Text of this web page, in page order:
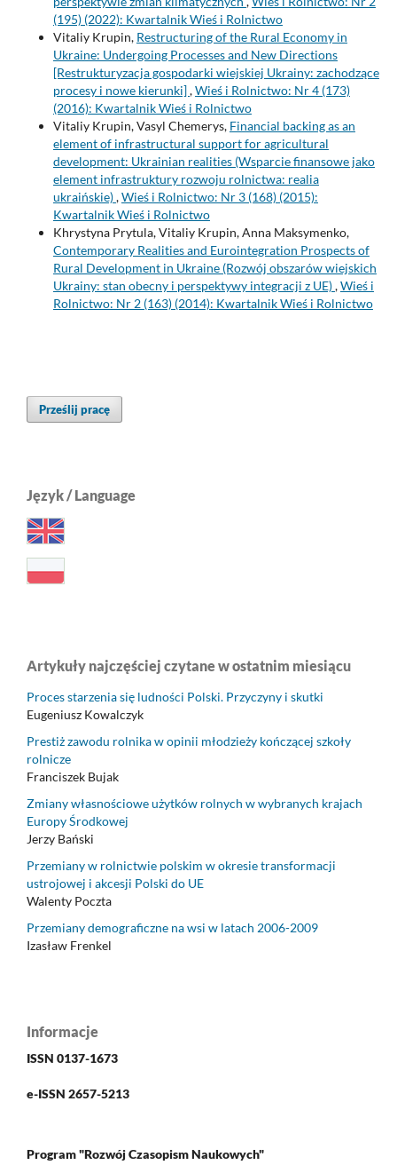
(195) (2022): Kwartalnik Wieś i Rolnictwo
Vitaliy Krupin, Restructuring of the Rural Economy in
Ukraine: Undergoing Processes and New Directions
[Restrukturyzacja gospodarki wiejskiej Ukrainy: zachodzące
procesy i nowe kierunki],Wieś i Rolnictwo: Nr 4 (173)
(2016): Kwartalnik Wieś i Rolnictwo
Vitaliy Krupin, Vasyl Chemerys, Financial backing as an
element of infrastructural support for agricultural
development: Ukrainian realities (Wsparcie finansowe jako
element infrastruktury rozwoju rolnictwa: realia
ukraińskie),Wieś i Rolnictwo: Nr 3 (168) (2015):
Kwartalnik Wieś i Rolnictwo
Khrystyna Prytula, Vitaliy Krupin, Anna Maksymenko,
Contemporary Realities and Eurointegration Prospects of
Rural Development in Ukraine (Rozwój obszarów wiejskich
Ukrainy: stan obecny i perspektywy integracji z UE),Wieś i
Rolnictwo: Nr 2 (163) (2014): Kwartalnik Wieś i Rolnictwo
Prześlij pracę
Język / Language
Artykuły najczęściej czytane w ostatnim miesiącu
Proces starzenia się ludności Polski. Przyczyny i skutki
Eugeniusz Kowalczyk
Prestiż zawodu rolnika w opinii młodzieży kończącej szkoły
rolnicze
Franciszek Bujak
Zmiany własnościowe użytków rolnych w wybranych krajach
Europy Środkowej
Jerzy Bański
Przemiany w rolnictwie polskim w okresie transformacji
ustrojowej i akcesji Polski do UE
Walenty Poczta
Przemiany demograficzne na wsi w latach 2006-2009
Izasław Frenkel
Informacje
ISSN 0137-1673
e-ISSN 2657-5213
Program "Rozwój Czasopism Naukowych"